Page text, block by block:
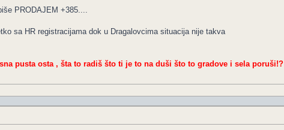
PRODAJEM +385....
sa HR registracijama dok u Dragalovcima situacija nije takva
pusta osta , šta to radiš što ti je to na duši što to gradove i sela poruši!?